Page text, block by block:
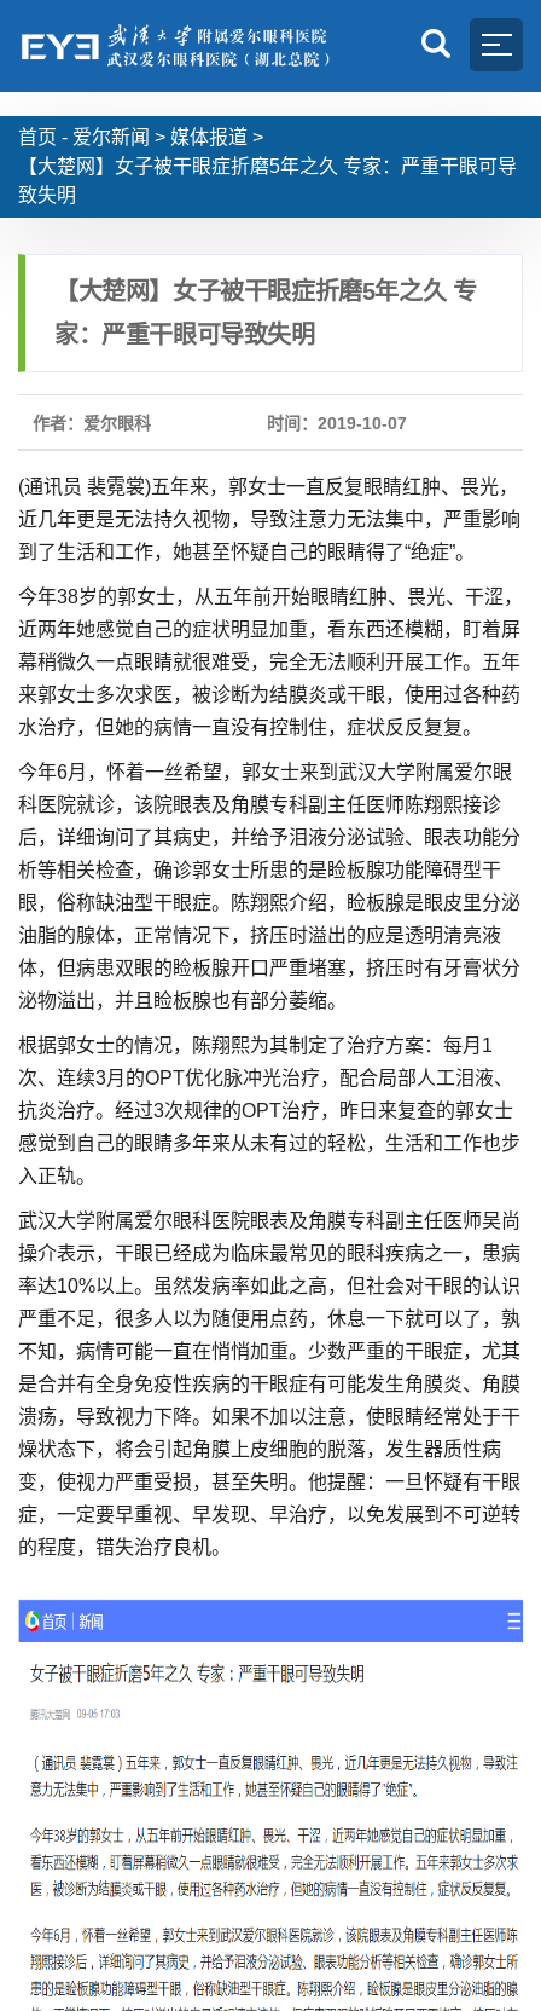
首页 - 爱尔新闻 > 媒体报道 >
【大楚网】女子被干眼症折磨5年之久 专家：严重干眼可导
致失明
【大楚网】女子被干眼症折磨5年之久 专
家：严重干眼可导致失明
作者：爱尔眼科 时间：2019-10-07
(通讯员 裴霓裳)五年来，郭女士一直反复眼睛红肿、畏光，
近几年更是无法持久视物，导致注意力无法集中，严重影响
到了生活和工作，她甚至怀疑自己的眼睛得了“绝症”。
今年38岁的郭女士，从五年前开始眼睛红肿、畏光、干涩，
近两年她感觉自己的症状明显加重，看东西还模糊，盯着屏
幕稍微久一点眼睛就很难受，完全无法顺利开展工作。五年
来郭女士多次求医，被诊断为结膜炎或干眼，使用过各种药
水治疗，但她的病情一直没有控制住，症状反反复复。
今年6月，怀着一丝希望，郭女士来到武汉大学附属爱尔眼
科医院就诊，该院眼表及角膜专科副主任医师陈翔熙接诊
后，详细询问了其病史，并给予泪液分泌试验、眼表功能分
析等相关检查，确诊郭女士所患的是睑板腺功能障碍型干
眼，俗称缺油型干眼症。陈翔熙介绍，睑板腺是眼皮里分泌
油脂的腺体，正常情况下，挤压时溢出的应是透明清亮液
体，但病患双眼的睑板腺开口严重堵塞，挤压时有牙膏状分
泌物溢出，并且睑板腺也有部分萎缩。
根据郭女士的情况，陈翔熙为其制定了治疗方案：每月1
次、连续3月的OPT优化脉冲光治疗，配合局部人工泪液、
抗炎治疗。经过3次规律的OPT治疗，昨日来复查的郭女士
感觉到自己的眼睛多年来从未有过的轻松，生活和工作也步
入正轨。
武汉大学附属爱尔眼科医院眼表及角膜专科副主任医师吴尚
操介表示，干眼已经成为临床最常见的眼科疾病之一，患病
率达10%以上。虽然发病率如此之高，但社会对干眼的认识
严重不足，很多人以为随便用点药，休息一下就可以了，孰
不知，病情可能一直在悄悄加重。少数严重的干眼症，尤其
是合并有全身免疫性疾病的干眼症有可能发生角膜炎、角膜
溃疡，导致视力下降。如果不加以注意，使眼睛经常处于干
燥状态下，将会引起角膜上皮细胞的脱落，发生器质性病
变，使视力严重受损，甚至失明。他提醒：一旦怀疑有干眼
症，一定要早重视、早发现、早治疗，以免发展到不可逆转
的程度，错失治疗良机。